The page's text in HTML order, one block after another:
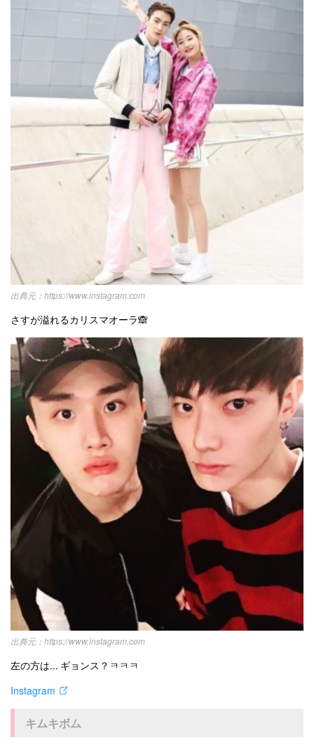
https://www.instagram.com
さすが溢れるカリスマオーラ🙈
https://www.instagram.com
左の方は... ギョンス？ㅋㅋㅋ
Instagram
キムキボム